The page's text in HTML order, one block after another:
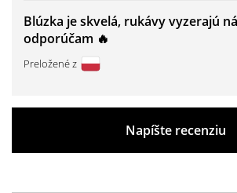
Blúzka je skvelá, rukávy vyzerajú
odporúčam 🔥
Preložené z
Napíšte recenziu